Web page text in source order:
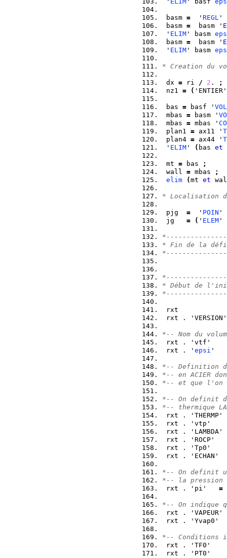
basm =
  '
REGL
basm =
  basm '
' ELIM ' basm
basm =
  basm '
' ELIM ' basm
* Creation du
dx = ri / 2 .
;
nz1 = (
bas = basf '
mbas = basm '
mbas = mbas '
plan1 = ax11 '
plan4 = ax44 '
' ELIM ' ( bas et
mt = bas
;
wall = mbas
;
elim
(mt et
* Localisation
pjg =
  '
POIN '
jg = ( ' ELEM '
* Fin de la
* Début de
rxt .
*-- Nom du
rxt .
rxt . ' epsi
*-- Definition
*-- en ACIER
*-- et que l'on
*-- On definit
*-- thermique
rxt . 'THERMP'
rxt . 'vtp'
rxt . 'LAMBDA'
rxt . 'ROCP'
rxt . 'Tp0'
rxt . 'ECHAN'
*-- On definit
*-- la pression
rxt . 'pi' =
*-- On indique
rxt . 'VAPEUR'
rxt . 'Yvap0'
*-- Conditions
rxt . 'TF0'
rxt . 'PT0'